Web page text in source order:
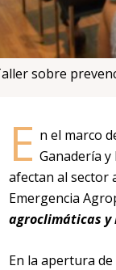
sobre
E n el marco
Ganadería
afectan al sector
Emergencia
agroclimáticas y
En la apertura